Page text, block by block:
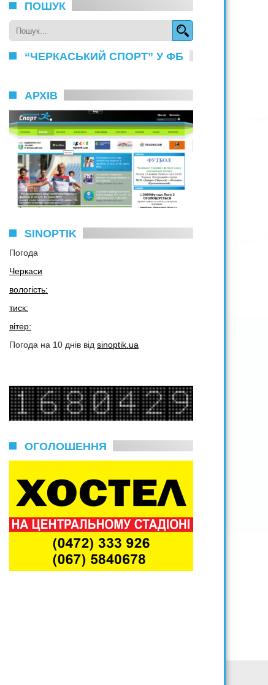
ПОШУК
“ЧЕРКАСЬКИЙ СПОРТ” У ФБ
АРХІВ
SINOPTIK
Погода
Черкаси
вологість:
тиск:
вітер:
Погода на 10 днів від sinoptik.ua
ОГОЛОШЕННЯ